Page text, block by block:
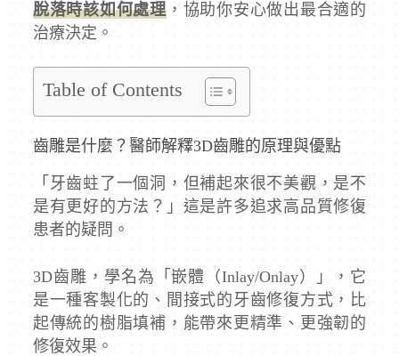
脫落時該如何處理，協助你安心做出最合適的
治療決定。
Table of Contents
齒雕是什麼？醫師解釋3D齒雕的原理與優點
「牙齒蛀了一個洞，但補起來很不美觀，是不
是有更好的方法？」這是許多追求高品質修復
患者的疑問。
3D齒雕，學名為「嵌體（Inlay/Onlay）」，它
是一種客製化的、間接式的牙齒修復方式，比
起傳統的樹脂填補，能帶來更精準、更強韌的
修復效果。